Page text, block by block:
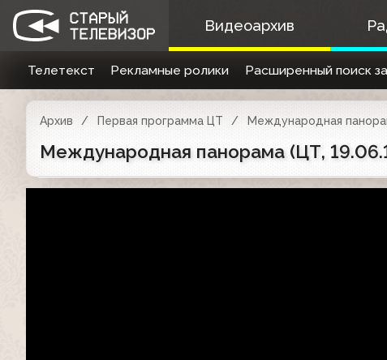
Видеоархив
Телетекст Рекламные ролики Расширенный поиск
Архив Первая программа ЦТ Международная
Международная панорама (ЦТ,